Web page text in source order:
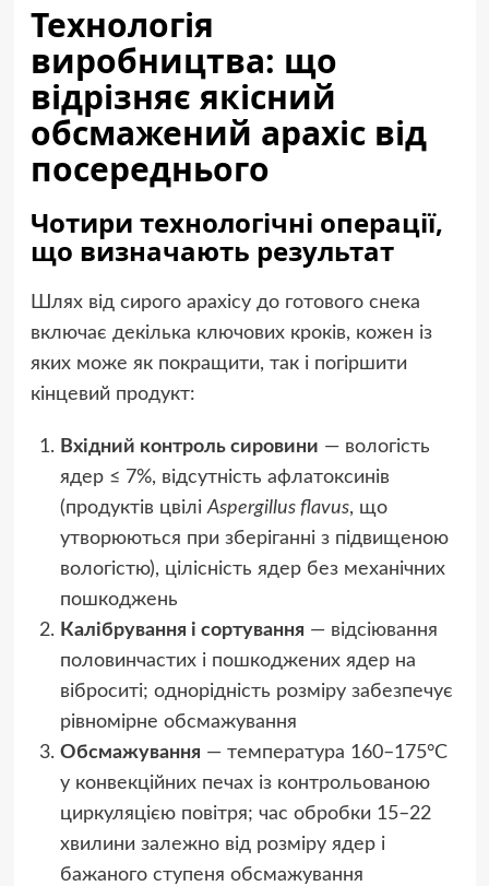
Технологія
виробництва: що
відрізняє якісний
обсмажений арахіс від
посереднього
Чотири технологічні операції,
що визначають результат
Шлях від сирого арахісу до готового снека
включає декілька ключових кроків, кожен із
яких може як покращити, так і погіршити
кінцевий продукт:
Вхідний контроль сировини — вологість
ядер ≤ 7%, відсутність афлатоксинів
(продуктів цвіліAspergillus flavus, що
утворюються при зберіганні з підвищеною
вологістю), цілісність ядер без механічних
пошкоджень
Калібрування і сортування — відсіювання
половинчастих і пошкоджених ядер на
віброситі; однорідність розміру забезпечує
рівномірне обсмажування
Обсмажування — температура 160–175°C
у конвекційних печах із контрольованою
циркуляцією повітря; час обробки 15–22
хвилини залежно від розміру ядер і
бажаного ступеня обсмажування